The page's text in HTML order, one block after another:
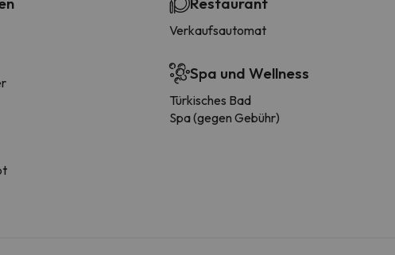
Verkaufsautomat
Spa und Wellness
Türkisches Bad
Spa (gegen Gebühr)